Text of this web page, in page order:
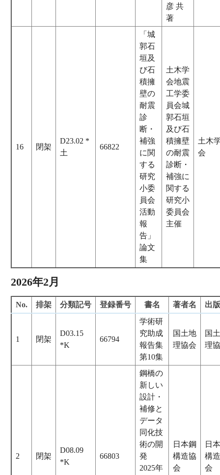
彦 共
著
16 閉架
D23.02 *
土
66822
「城
郭石
垣及
び石
積擁
壁の
耐震
診
断・
補強
に関
する
研究
小委
員会
活動
報
告」
論文
集
土木学
会地震
工学委
員会城
郭石垣
及び石
積擁壁
の耐震
診断・
補強に
関する
研究小
委員会
主催
土木
会
2026年2月
No. 排架 分類記号 登録番号 書名 著者名 出
1 閉架
D03.15
*K
66794
学術研
究助成
報告集
第10集
国土地
理協会
国
理
2 閉架
D08.09
*K
66803
鋼橋の
新しい
設計・
補修と
データ
同化技
術の開
発
2025年
日本鋼
構造協
会
日
構
会